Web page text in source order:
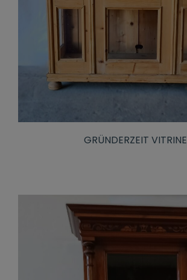
GRÜNDERZEIT VITRINE